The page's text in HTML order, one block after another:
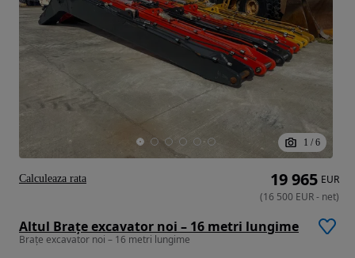
1 / 6
Altul Brațe excavator noi – 16 metri lungime
Brațe excavator noi – 16 metri lungime
19 965 EUR
(16 500 EUR- net)
Calculeaza rata